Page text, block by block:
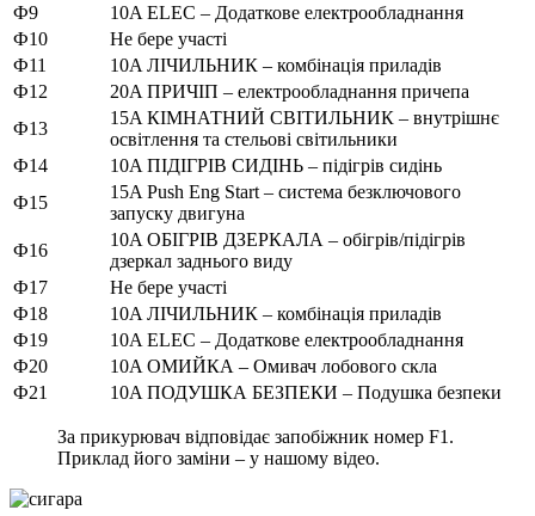
Ф9
10A ELEC – Додаткове електрообладнання
Ф10
Не бере участі
Ф11
10A ЛІЧИЛЬНИК – комбінація приладів
Ф12
20A ПРИЧІП – електрообладнання причепа
Ф13
15A КІМНАТНИЙ СВІТИЛЬНИК – внутрішнє
освітлення та стельові світильники
Ф14
10A ПІДІГРІВ СИДІНЬ – підігрів сидінь
Ф15
15A Push Eng Start – система безключового
запуску двигуна
Ф16
10A ОБІГРІВ ДЗЕРКАЛА – обігрів/підігрів
дзеркал заднього виду
Ф17
Не бере участі
Ф18
10A ЛІЧИЛЬНИК – комбінація приладів
Ф19
10A ELEC – Додаткове електрообладнання
Ф20
10A ОМИЙКА – Омивач лобового скла
Ф21
10A ПОДУШКА БЕЗПЕКИ – Подушка безпеки
За прикурювач відповідає запобіжник номер F1.
Приклад його заміни – у нашому відео.